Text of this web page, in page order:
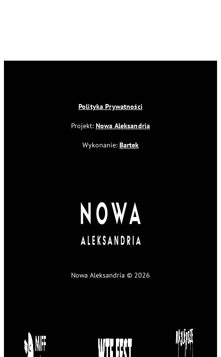
Polityka Prywatności
Projekt: Nowa Aleksandria
Wykonanie: Bartek
Nowa Aleksandria © 2026